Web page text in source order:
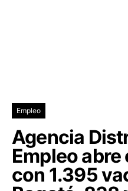
Empleo
Agencia
Empleo
con 1.395